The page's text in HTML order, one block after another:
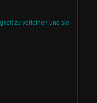
zu verleihen und sie